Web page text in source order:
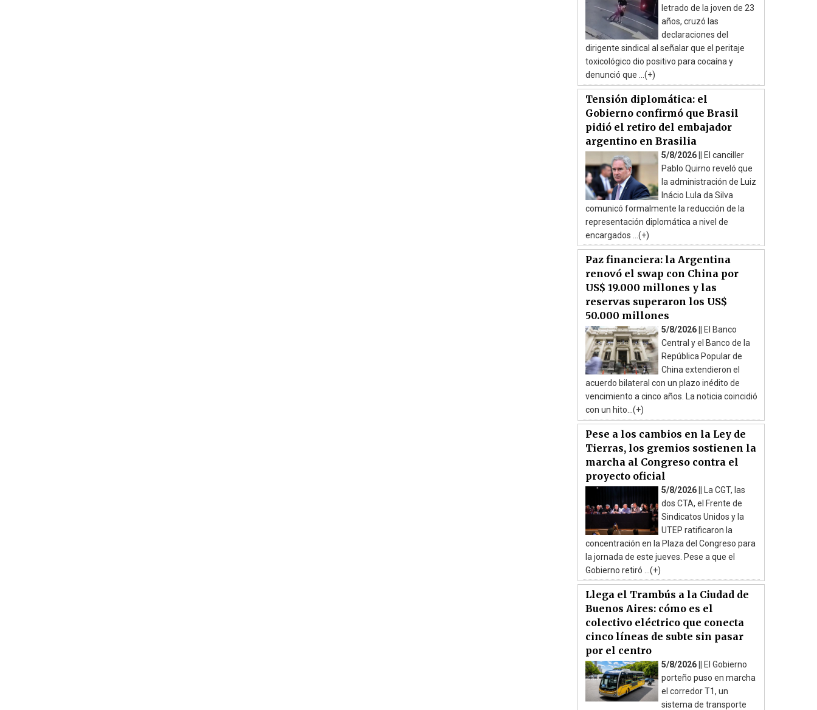
letrado de la joven de 23
años, cruzó las
declaraciones del
dirigente sindical al señalar que el peritaje
toxicológico dio positivo para cocaína y
denunció que ...(+)
Tensión diplomática: el
Gobierno confirmó que Brasil
pidió el retiro del embajador
argentino en Brasilia
5/8/2026 ||
El canciller
Pablo Quirno reveló que
la administración de Luiz
Inácio Lula da Silva
comunicó formalmente la reducción de la
representación diplomática a nivel de
encargados ...(+)
Paz financiera: la Argentina
renovó el swap con China por
US$ 19.000 millones y las
reservas superaron los US$
50.000 millones
5/8/2026 ||
El Banco
Central y el Banco de la
República Popular de
China extendieron el
acuerdo bilateral con un plazo inédito de
vencimiento a cinco años. La noticia coincidió
con un hito...(+)
Pese a los cambios en la Ley de
Tierras, los gremios sostienen la
marcha al Congreso contra el
proyecto oficial
5/8/2026 ||
La CGT, las
dos CTA, el Frente de
Sindicatos Unidos y la
UTEP ratificaron la
concentración en la Plaza del Congreso para
la jornada de este jueves. Pese a que el
Gobierno retiró ...(+)
Llega el Trambús a la Ciudad de
Buenos Aires: cómo es el
colectivo eléctrico que conecta
cinco líneas de subte sin pasar
por el centro
5/8/2026 ||
El Gobierno
porteño puso en marcha
el corredor T1, un
sistema de transporte